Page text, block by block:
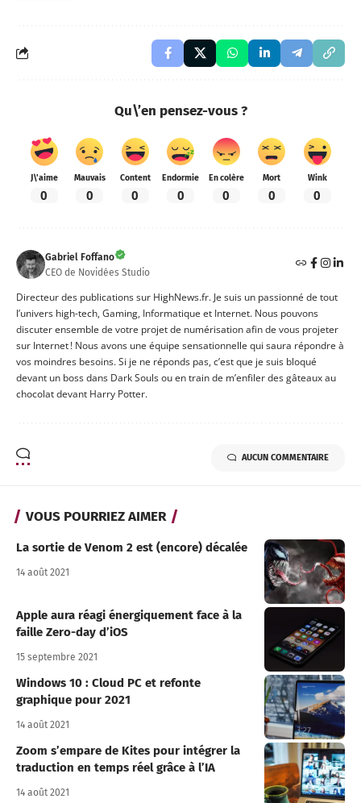
Qu\’en pensez-vous ?
J\'aime
0
Mauvais
0
Content
0
Endormie
0
En colère
0
Mort
0
Wink
0
Gabriel Foffano
CEO de Novidées Studio
Directeur des publications sur HighNews.fr. Je suis un passionné de tout
l’univers high-tech, Gaming, Informatique et Internet. Nous pouvons
discuter ensemble de votre projet de numérisation afin de vous projeter
sur Internet ! Nous avons une équipe sensationnelle qui saura répondre à
vos moindres besoins. Si je ne réponds pas, c’est que je suis bloqué
devant un boss dans Dark Souls ou en train de m’enfiler des gâteaux au
chocolat devant Harry Potter.
AUCUN COMMENTAIRE
VOUS POURRIEZ AIMER
La sortie de Venom 2 est (encore) décalée
14 août 2021
Apple aura réagi énergiquement face à la
faille Zero-day d’iOS
15 septembre 2021
Windows 10 : Cloud PC et refonte
graphique pour 2021
14 août 2021
Zoom s’empare de Kites pour intégrer la
traduction en temps réel grâce à l’IA
14 août 2021